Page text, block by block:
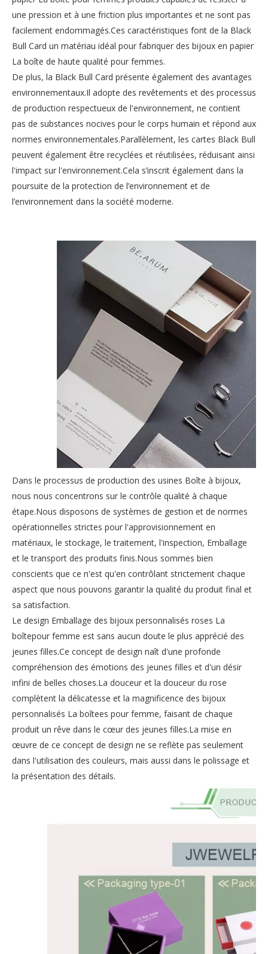
une pression et à une friction plus importantes et ne sont pas
facilement endommagés.Ces caractéristiques font de la Black
Bull Card un matériau idéal pour fabriquer des bijoux en papier
La boîte de haute qualité pour femmes.
De plus, la Black Bull Card présente également des avantages
environnementaux.Il adopte des revêtements et des processus
de production respectueux de l'environnement, ne contient
pas de substances nocives pour le corps humain et répond aux
normes environnementales.Parallèlement, les cartes Black Bull
peuvent également être recyclées et réutilisées, réduisant ainsi
l'impact sur l'environnement.Cela s’inscrit également dans la
poursuite de la protection de l’environnement et de
l’environnement dans la société moderne.
Dans le processus de production des usines Boîte à bijoux,
nous nous concentrons sur le contrôle qualité à chaque
étape.Nous disposons de systèmes de gestion et de normes
opérationnelles strictes pour l'approvisionnement en
matériaux, le stockage, le traitement, l'inspection, Emballage
et le transport des produits finis.Nous sommes bien
conscients que ce n'est qu'en contrôlant strictement chaque
aspect que nous pouvons garantir la qualité du produit final et
sa satisfaction.
Le design Emballage des bijoux personnalisés roses La
boîtepour femme est sans aucun doute le plus apprécié des
jeunes filles.Ce concept de design naît d'une profonde
compréhension des émotions des jeunes filles et d'un désir
infini de belles choses.La douceur et la douceur du rose
complètent la délicatesse et la magnificence des bijoux
personnalisés La boîtees pour femme, faisant de chaque
produit un rêve dans le cœur des jeunes filles.La mise en
œuvre de ce concept de design ne se reflète pas seulement
dans l'utilisation des couleurs, mais aussi dans le polissage et
la présentation des détails.